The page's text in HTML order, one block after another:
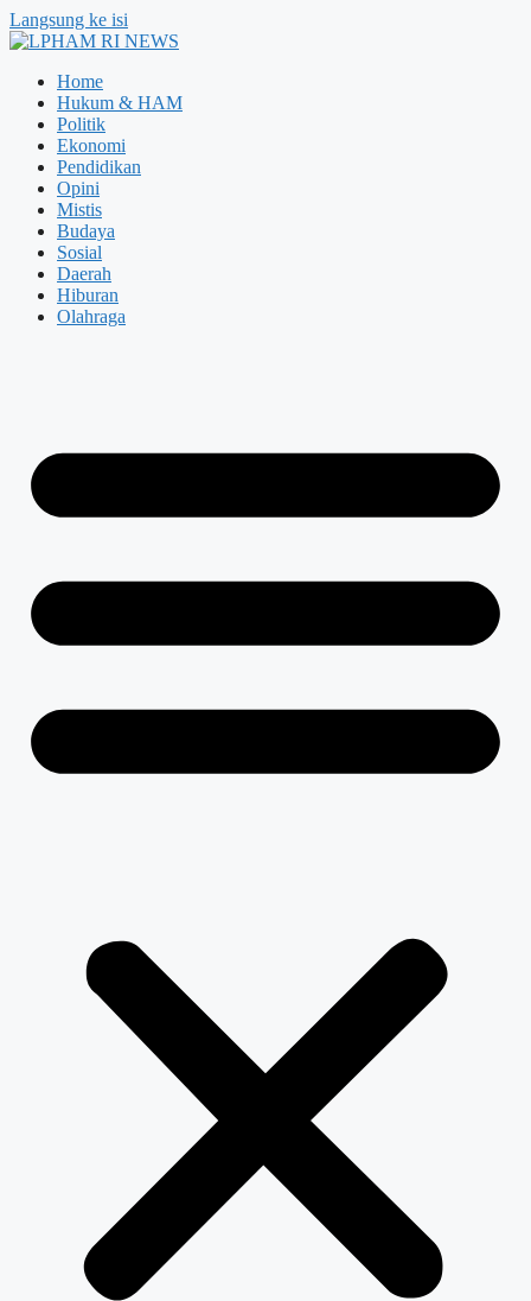
Langsung ke isi
Home
Hukum & HAM
Politik
Ekonomi
Pendidikan
Opini
Mistis
Budaya
Sosial
Daerah
Hiburan
Olahraga